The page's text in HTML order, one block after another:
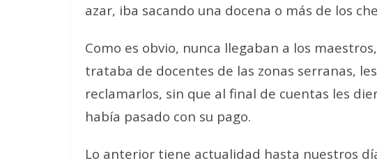
azar, iba sacando una docena o más de los
Como es obvio, nunca llegaban a los
trataba de docentes de las zonas serranas,
reclamarlos, sin que al final de cuentas les
había pasado con su pago.
Lo anterior tiene actualidad hasta nuestros